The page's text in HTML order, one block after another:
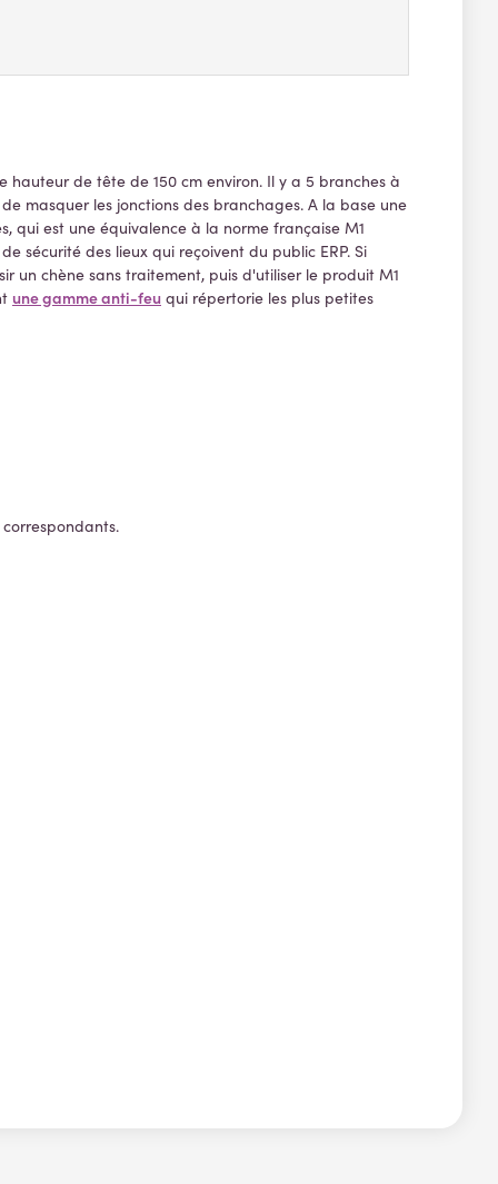
de tête de 150 cm environ. Il y a 5 branches à
masquer les jonctions des branchages. A la base une
qui est une équivalence à la norme française M1
sécurité des lieux qui reçoivent du public ERP. Si
un chène sans traitement, puis d'utiliser le produit M1
une gamme anti-feu qui répertorie les plus petites